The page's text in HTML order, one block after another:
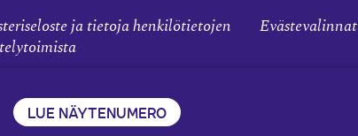
ja tietoja henkilötietojen
Evästevalinnat
LUE NÄYTENUMERO